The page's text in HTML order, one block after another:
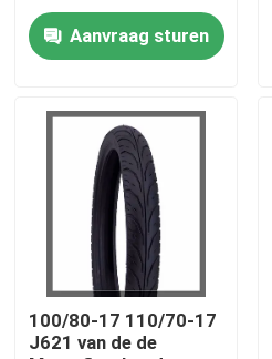
Over ons
Fabrieksreis
Kwaliteitscontrole
Contacteer ons
nieuws
Aanvraag sturen
100/80-17 110/70-17
J621 van de de